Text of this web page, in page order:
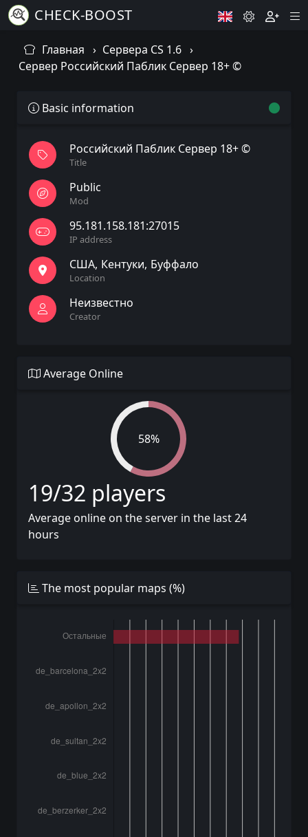
CHECK-BOOST
Главная
Сервера CS 1.6
Сервер Российский Паблик Сервер 18+ ©
Basic information
Российский Паблик Сервер 18+ ©
Title
Public
Mod
95.181.158.181:27015
IP address
США Кентуки Буффало
Location
Неизвестно
Creator
Average Online
58%
19/32 players
Average online on the server in the last 24
hours
The most popular maps (%)